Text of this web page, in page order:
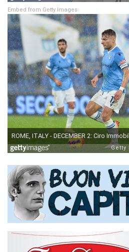
Embed from Getty Images